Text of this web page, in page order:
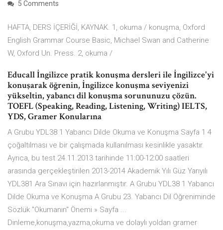
5 Comments
HAFTA, DERS İÇERİĞİ, KAYNAK. 1, okuma / konuşma, Oxford
English Grammar Course Basic, Michael Swan and Catherine
W, Oxford Un. Press. 2, okuma /
Educall İngilizce pratik konuşma dersleri ile İngilizce'yi
konuşarak öğrenin, İngilizce konuşma seviyenizi
yükseltin, yabancı dil konuşma sorununuzu çözün.
TOEFL (Speaking, Reading, Listening, Writing) IELTS,
YDS, Gramer Konularına
A Grubu YDL38 1 Yabancı Dilde Okuma ve Konuşma Sayfa 1 4
çoğaltılması ve bir çalışmada kullanılması kesinlikle yasaktır.
Ayrıca, bu test 24.11.2013 tarihinde 11:00-12:00 saatleri
arasında gerçekleştirilen 2013-2014 Akademik Yılı Güz Yarıyılı
YDL381 Ara Sınavı için hazırlanmıştır. A Grubu YDL38 1 Yabancı
Dilde Okuma ve Konuşma A Grubu 23. Yabancı Dil Öğreniminde
Sözlük ''Okumanın'' Önemi » Sayfa ...
Dinleme,konuşma,yazma,okuma ve dolaylı yoldan gramer